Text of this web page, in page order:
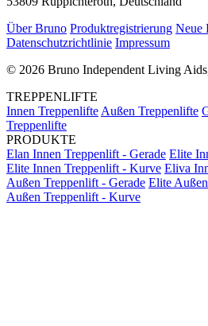
Über Bruno Produktregistrierung Neue
Datenschutzrichtlinie Impressum
© 2026 Bruno Independent Living
TREPPENLIFTE
Innen TreppenlifteAußen Treppenlifte
Treppenlifte
PRODUKTE
Elan Innen Treppenlift - Gerade Elite
Elite Innen Treppenlift - Kurve Eliva
Außen Treppenlift - Gerade Elite
Außen Treppenlift - Kurve